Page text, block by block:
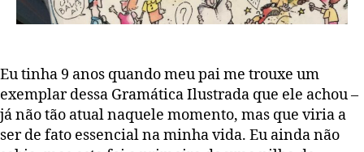
Eu tinha 9 anos quando meu pai me trouxe um
exemplar dessa Gramática Ilustrada que ele achou –
já não tão atual naquele momento, mas que viria a
ser de fato essencial na minha vida. Eu ainda não